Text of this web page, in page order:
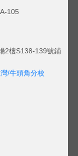
105
2樓S138-139號鋪
/牛頭角分校